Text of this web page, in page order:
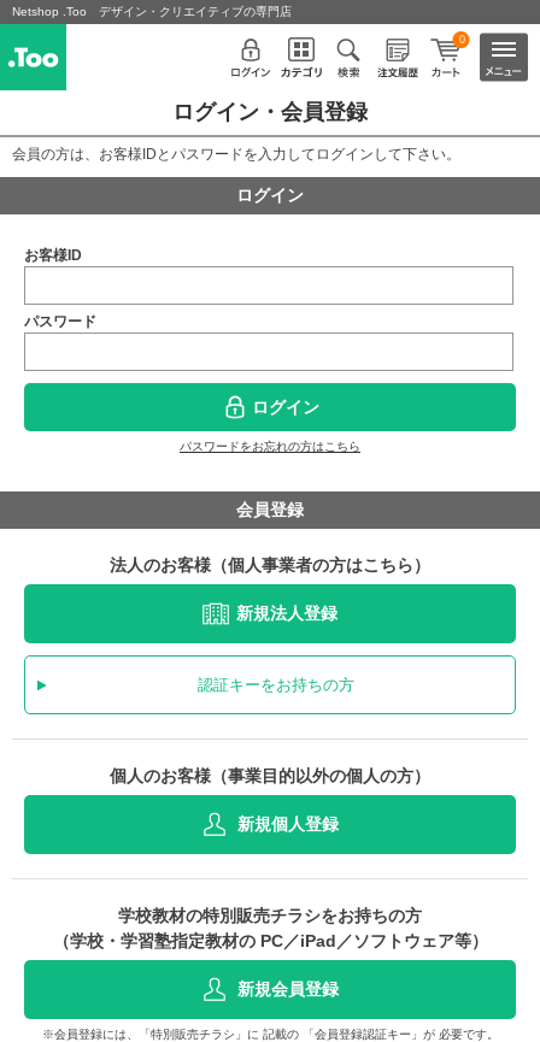
Netshop .Too デザイン・クリエイティブの専門店
0
ログイン・会員登録
会員の方は、お客様IDとパスワードを入力してログインして下さい。
ログイン
お客様ID
パスワード
ログイン
パスワードをお忘れの方はこちら
会員登録
法人のお客様（個人事業者の方はこちら）
新規法人登録
認証キーをお持ちの方
個人のお客様（事業目的以外の個人の方）
新規個人登録
学校教材の特別販売チラシをお持ちの方
（学校・学習塾指定教材の PC／iPad／ソフトウェア等）
新規会員登録
※会員登録には、「特別販売チラシ」に 記載の 「会員登録認証キー」が 必要です。